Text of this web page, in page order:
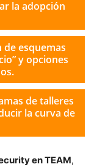
la adopción
de esquemas
y opciones
de talleres
la curva de
en TEAM,